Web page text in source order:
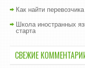
Как найти
Школа иностранных
старта
СВЕЖИЕ